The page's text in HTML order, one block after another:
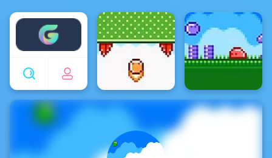
Enjoy4fun